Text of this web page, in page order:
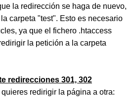
la redirección se haga de nuevo,
carpeta "test". Esto es necesario
ya que el fichero .htaccess
la petición a la carpeta
redirecciones 301, 302
redirigir la página a otra: